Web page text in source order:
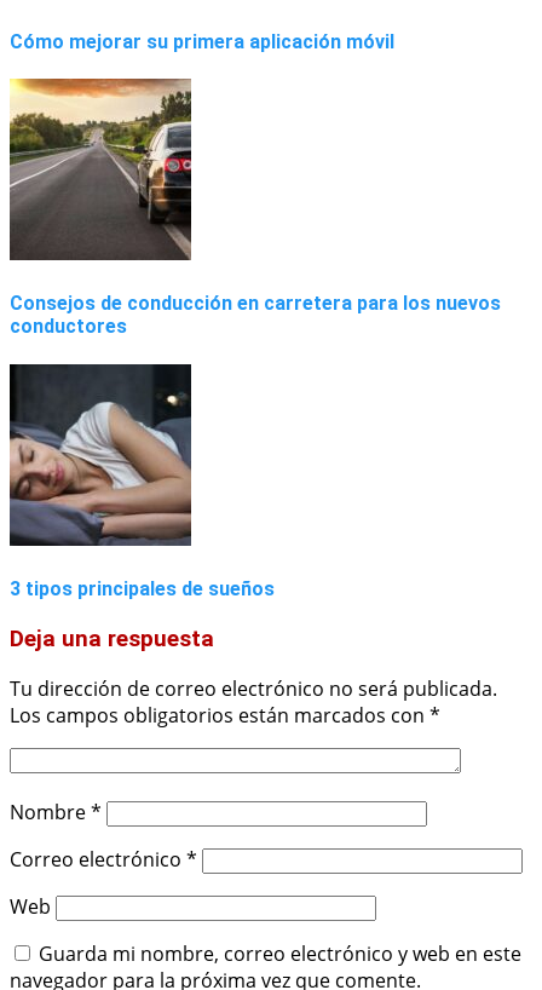
Cómo mejorar su primera aplicación móvil
Consejos de conducción en carretera para los nuevos
conductores
3 tipos principales de sueños
Deja una respuesta
Tu dirección de correo electrónico no será publicada.
Los campos obligatorios están marcados con *
Nombre*
Correo electrónico *
Web
Guarda mi nombre, correo electrónico y web en este
navegador para la próxima vez que comente.